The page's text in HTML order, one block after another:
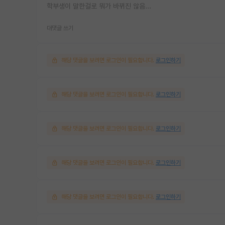
학부생이 말한걸로 뭐가 바뀌진 않음...
대댓글 쓰기
해당 댓글을 보려면 로그인이 필요합니다. 로그인하기
해당 댓글을 보려면 로그인이 필요합니다. 로그인하기
해당 댓글을 보려면 로그인이 필요합니다. 로그인하기
해당 댓글을 보려면 로그인이 필요합니다. 로그인하기
해당 댓글을 보려면 로그인이 필요합니다. 로그인하기